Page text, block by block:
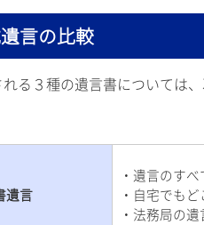
言の比較
る３種の遺言書については
遺言
・遺言のす
・自宅でも
・法務局の